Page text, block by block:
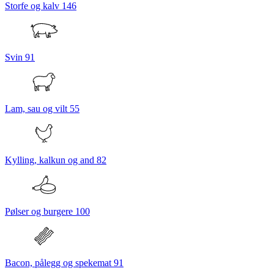
Storfe og kalv 146
Svin 91
Lam, sau og vilt 55
Kylling, kalkun og and 82
Pølser og burgere 100
Bacon, pålegg og spekemat 91